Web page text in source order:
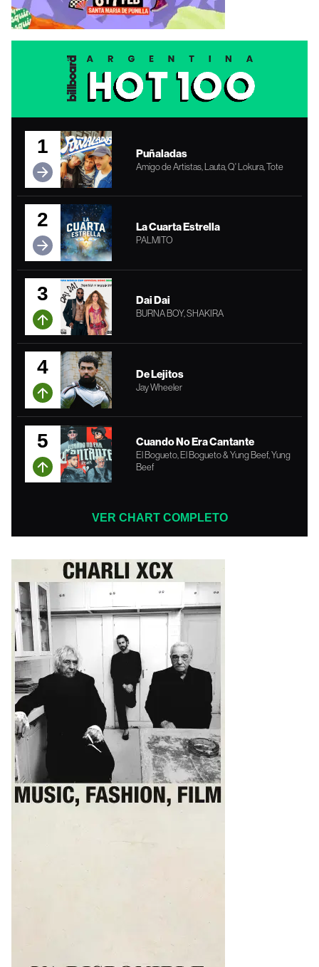
1 Puñaladas
Amigo de Artistas, Lauta, Q' Lokura, Tote
2 La Cuarta Estrella
PALMITO
3 Dai Dai
BURNA BOY, SHAKIRA
4 De Lejitos
Jay Wheeler
5 Cuando No Era Cantante
El Bogueto, El Bogueto & Yung Beef, Yung
Beef
VER CHART COMPLETO